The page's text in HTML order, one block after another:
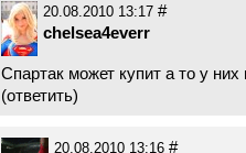
20.08.2010 13:17 #
chelsea4everr
Спартак может купит а то у
(ответить)
20.08.2010 13:16 #